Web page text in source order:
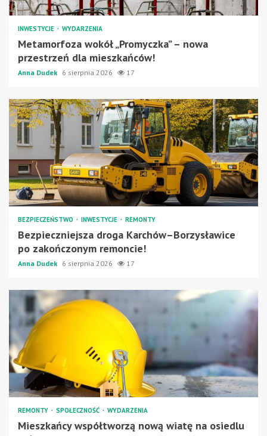
INWESTYCJE WYDARZENIA
Metamorfoza wokół „Promyczka” – nowa
przestrzeń dla mieszkańców!
Anna Dudek 6 sierpnia 2026 17
BEZPIECZEŃSTWO INWESTYCJE REMONTY
Bezpieczniejsza droga Karchów–Borzysławice
po zakończonym remoncie!
Anna Dudek 6 sierpnia 2026 17
REMONTY SPOŁECZNOŚĆ WYDARZENIA
Mieszkańcy współtworzą nową wiatę na osiedlu